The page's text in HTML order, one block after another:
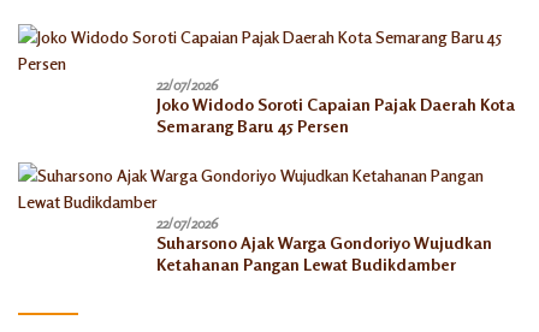
22/07/2026
Joko Widodo Soroti Capaian Pajak Daerah Kota
Semarang Baru 45 Persen
22/07/2026
Suharsono Ajak Warga Gondoriyo Wujudkan
Ketahanan Pangan Lewat Budikdamber